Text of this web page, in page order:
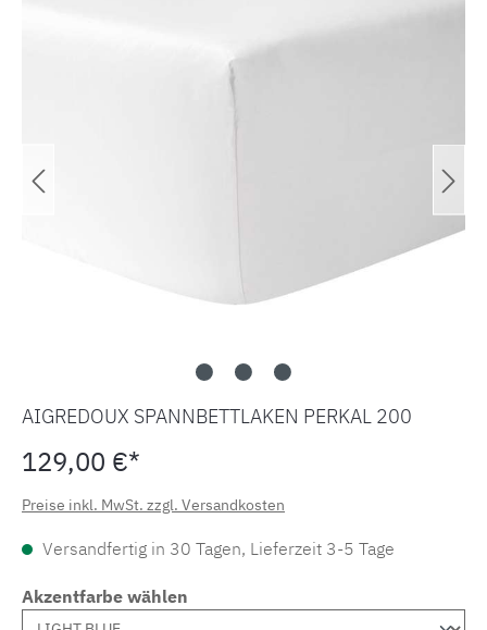
AIGREDOUX SPANNBETTLAKEN PERKAL 200
129,00 €*
Preise inkl. MwSt. zzgl. Versandkosten
Versandfertig in 30 Tagen, Lieferzeit 3-5 Tage
Akzentfarbe wählen